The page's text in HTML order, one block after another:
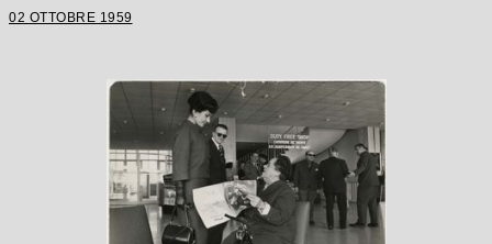
02 OTTOBRE 1959